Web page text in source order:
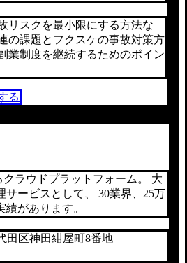
リスクを最小限にする方法な
の課題とフクスケの事故対策方
業制度を継続するためのポイン
る
ラウドプラットフォーム。 大
サービスとして、 30業界、25万
があります。
田区神田紺屋町8番地